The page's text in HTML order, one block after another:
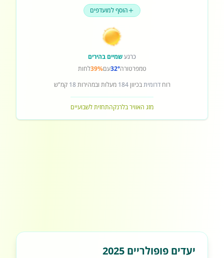
הוסף למועדפים
כרגעשמיים בהירים
טמפרטורה32°עם39%לחות
רוחדרומיתבכיוון184 מעלות ובמהירות18 קמ"ש
מזג האוויר בלרנקהתחזית לשבועיים
יעדים פופולריים 2025